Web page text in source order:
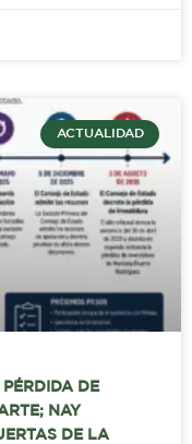
ACTUALIDAD
DE
NAY
DE LA